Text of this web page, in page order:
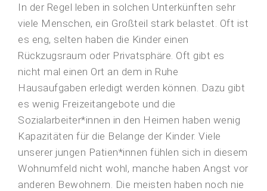
In der Regel leben in solchen Unterkünften sehr
viele Menschen, ein Großteil stark belastet. Oft ist
es eng, selten haben die Kinder einen
Rückzugsraum oder Privatsphäre. Oft gibt es
nicht mal einen Ort an dem in Ruhe
Hausaufgaben erledigt werden können. Dazu gibt
es wenig Freizeitangebote und die
Sozialarbeiter*innen in den Heimen haben wenig
Kapazitäten für die Belange der Kinder. Viele
unserer jungen Patien*innen fühlen sich in diesem
Wohnumfeld nicht wohl, manche haben Angst vor
anderen Bewohnern. Die meisten haben noch nie